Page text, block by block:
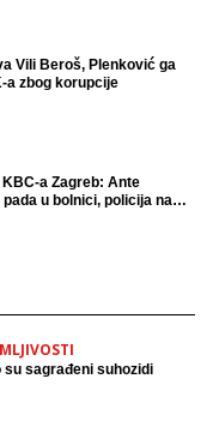
Vili Beroš, Plenković ga
a zbog korupcije
a Zagreb: Ante
u bolnici, policija na
su sagrađeni suhozidi